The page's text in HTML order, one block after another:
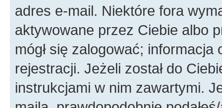
adres e-mail. Niektóre fora
aktywowane przez Ciebie albo
mógł się zalogować;
rejestracji. Jeżeli został do
instrukcjami w nim zawartymi.